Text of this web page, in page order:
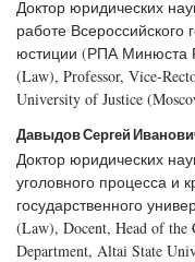
Доктор юридических
работе Всероссийского
юстиции (РПА Минюста
(Law), Professor, Vice-
University of Justice
Давыдов Сергей
Доктор юридических
уголовного процесса и
государственного
(Law), Docent, Head of the
Department, Altai State